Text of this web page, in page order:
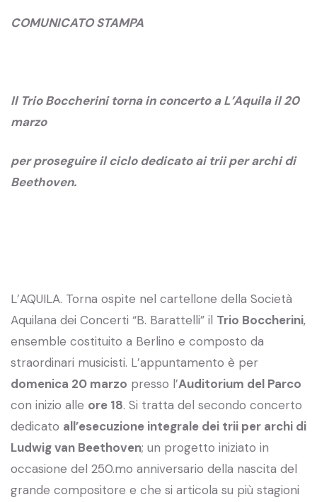
COMUNICATO STAMPA
Il Trio Boccherini torna in concerto a L’Aquila il 20
marzo
per proseguire il ciclo dedicato ai trii per archi di
Beethoven.
L’AQUILA. Torna ospite nel cartellone della Società
Aquilana dei Concerti “B. Barattelli” il Trio Boccherini,
ensemble costituito a Berlino e composto da
straordinari musicisti. L’appuntamento è per
domenica 20 marzo presso l’Auditorium del Parco
con inizio alle ore 18. Si tratta del secondo concerto
dedicato all’esecuzione integrale dei trii per archi di
Ludwig van Beethoven; un progetto iniziato in
occasione del 250.mo anniversario della nascita del
grande compositore e che si articola su più stagioni